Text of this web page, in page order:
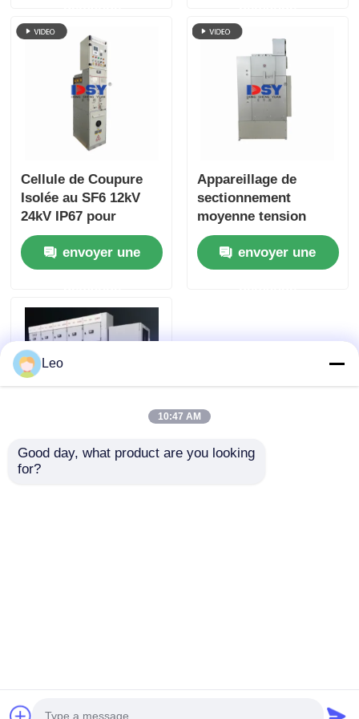
Cellule de Coupure
Isolée au SF6 12kV
24kV IP67 pour
Réseaux de
Distributionenvoyer une
Appareillage de
sectionnement
moyenne tension
10KV SF6 à isolation
gazeuse pour unité
principale en anneau,
envoyer une
Appareillage de
Leo
10:47 AM
Good day, what product are you looking
for?